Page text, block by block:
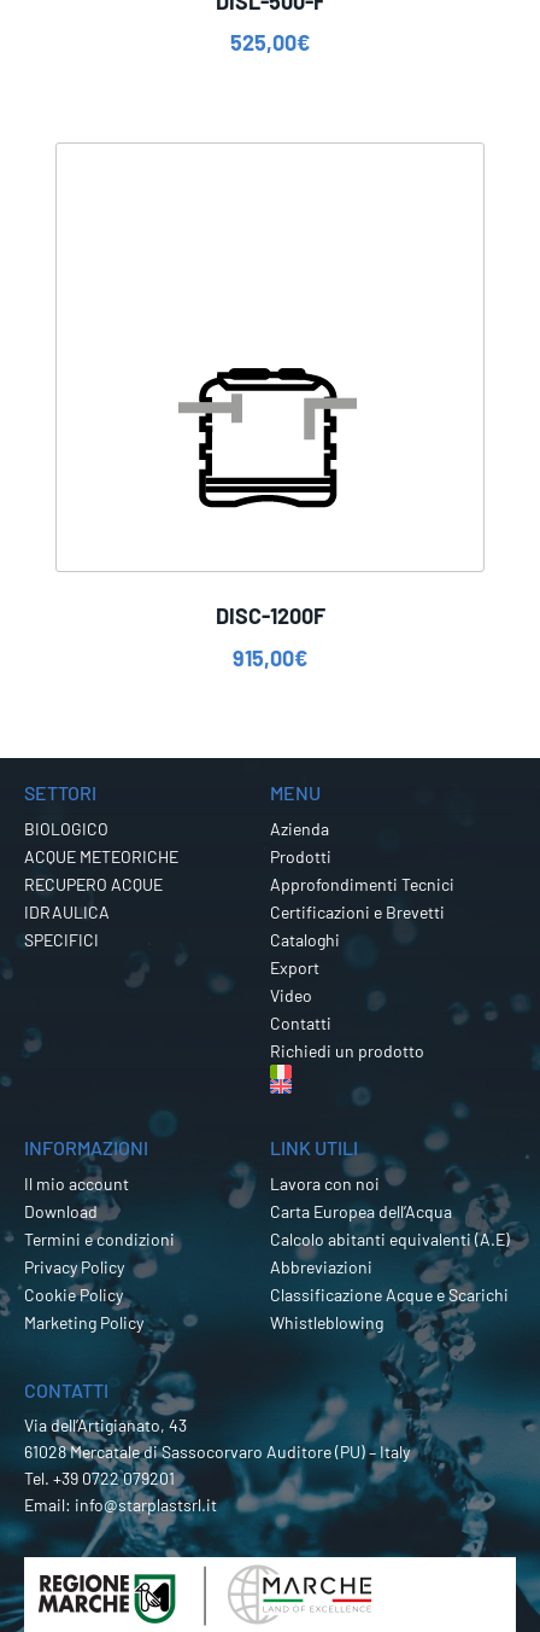
525,00€
DISC-1200F
915,00€
SETTORI
BIOLOGICO
ACQUE METEORICHE
RECUPERO ACQUE
IDRAULICA
SPECIFICI
MENU
Azienda
Prodotti
Approfondimenti Tecnici
Certificazioni e Brevetti
Cataloghi
Export
Video
Contatti
Richiedi un prodotto
INFORMAZIONI
Il mio account
Download
Termini e condizioni
Privacy Policy
Cookie Policy
Marketing Policy
LINK UTILI
Lavora con noi
Carta Europea dell’Acqua
Calcolo abitanti equivalenti (A.E)
Abbreviazioni
Classificazione Acque e Scarichi
Whistleblowing
CONTATTI
Via dell’Artigianato, 43
61028 Mercatale di Sassocorvaro Auditore (PU) – Italy
Tel. +39 0722 079201
Email: info@starplastsrl.it